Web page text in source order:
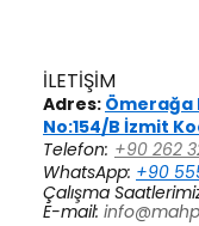
İLETİŞİM
Adres: Ömerağa
No:154/B İzmit
Telefon: +90 262
WhatsApp: +90
Çalışma
E-mail: